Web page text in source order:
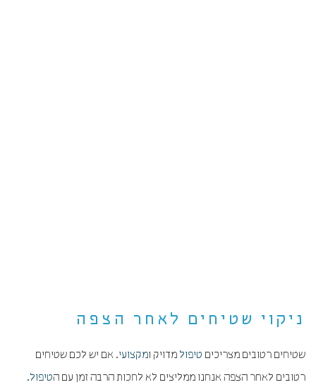
ניקוי שטיחים לאחר הצפה
שטיחים רטובים מצריכים טיפול מדויק ומקצועי. אם יש לכם שטיחים
רטובים לאחר הצפה אנחנו ממליצים לא לחכות הרבה זמן עם הטיפול.